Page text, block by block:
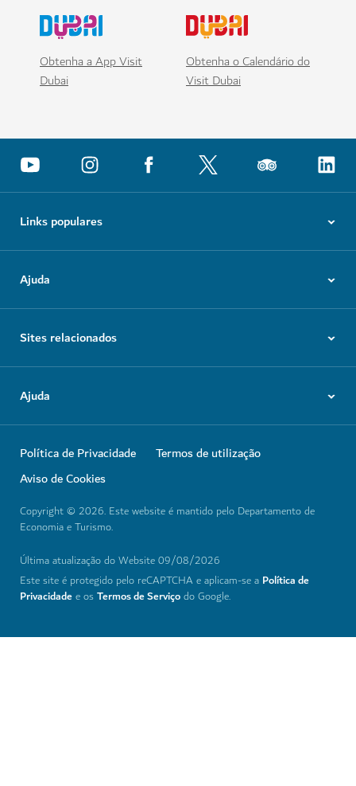
Obtenha a App Visit
Dubai
Obtenha o Calendário do
Visit Dubai
Links populares
Ajuda
Sites relacionados
Ajuda
Política de Privacidade
Termos de utilização
Aviso de Cookies
Copyright © 2026. Este website é mantido pelo Departamento de
Economia e Turismo.
Última atualização do Website 09/08/2026
Este site é protegido pelo reCAPTCHA e aplicam-se a Política de
Privacidadee osTermos de Serviçodo Google.